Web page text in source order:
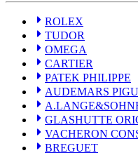
AUDEMARS PIGUET
A.LANGE&SOHNE
GLASHUTTE
VACHERON
BREGUET
JAEGER-
SEIKO
TAG Heuer
IWC
BREITLING
PANERAI
ROLEX
TUDOR
OMEGA
CARTIER
PATEK PHILIPPE
AUDEMARS
GLASHUTTE
VACHERON
BREGUET